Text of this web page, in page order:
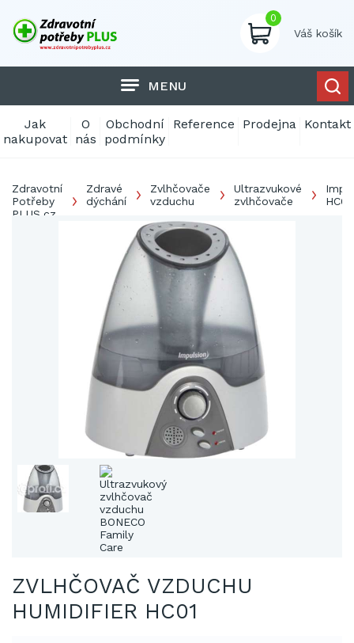
0
Váš košík
MENU
Jak
nakupovat
O
nás
Obchodní
podmínky
Reference Prodejna Kontakt
Zdravotní
Potřeby
PLUS.cz
Zdravé
dýchání
Zvlhčovače
vzduchu
Ultrazvukové
zvlhčovače
HC01
ZVLHČOVAČ VZDUCHU
HUMIDIFIER HC01